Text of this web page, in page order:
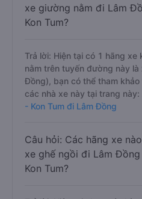
xe giường nằm đi Lâm
Kon Tum?
Trả lời: Hiện tại có 1 hãng
nằm trên tuyến đường này là
Đồng), bạn có thể tham
các nhà xe này tại trang này:
- Kon Tum đi Lâm Đồng
Câu hỏi: Các hãng xe
xe ghế ngồi đi Lâm
Kon Tum?